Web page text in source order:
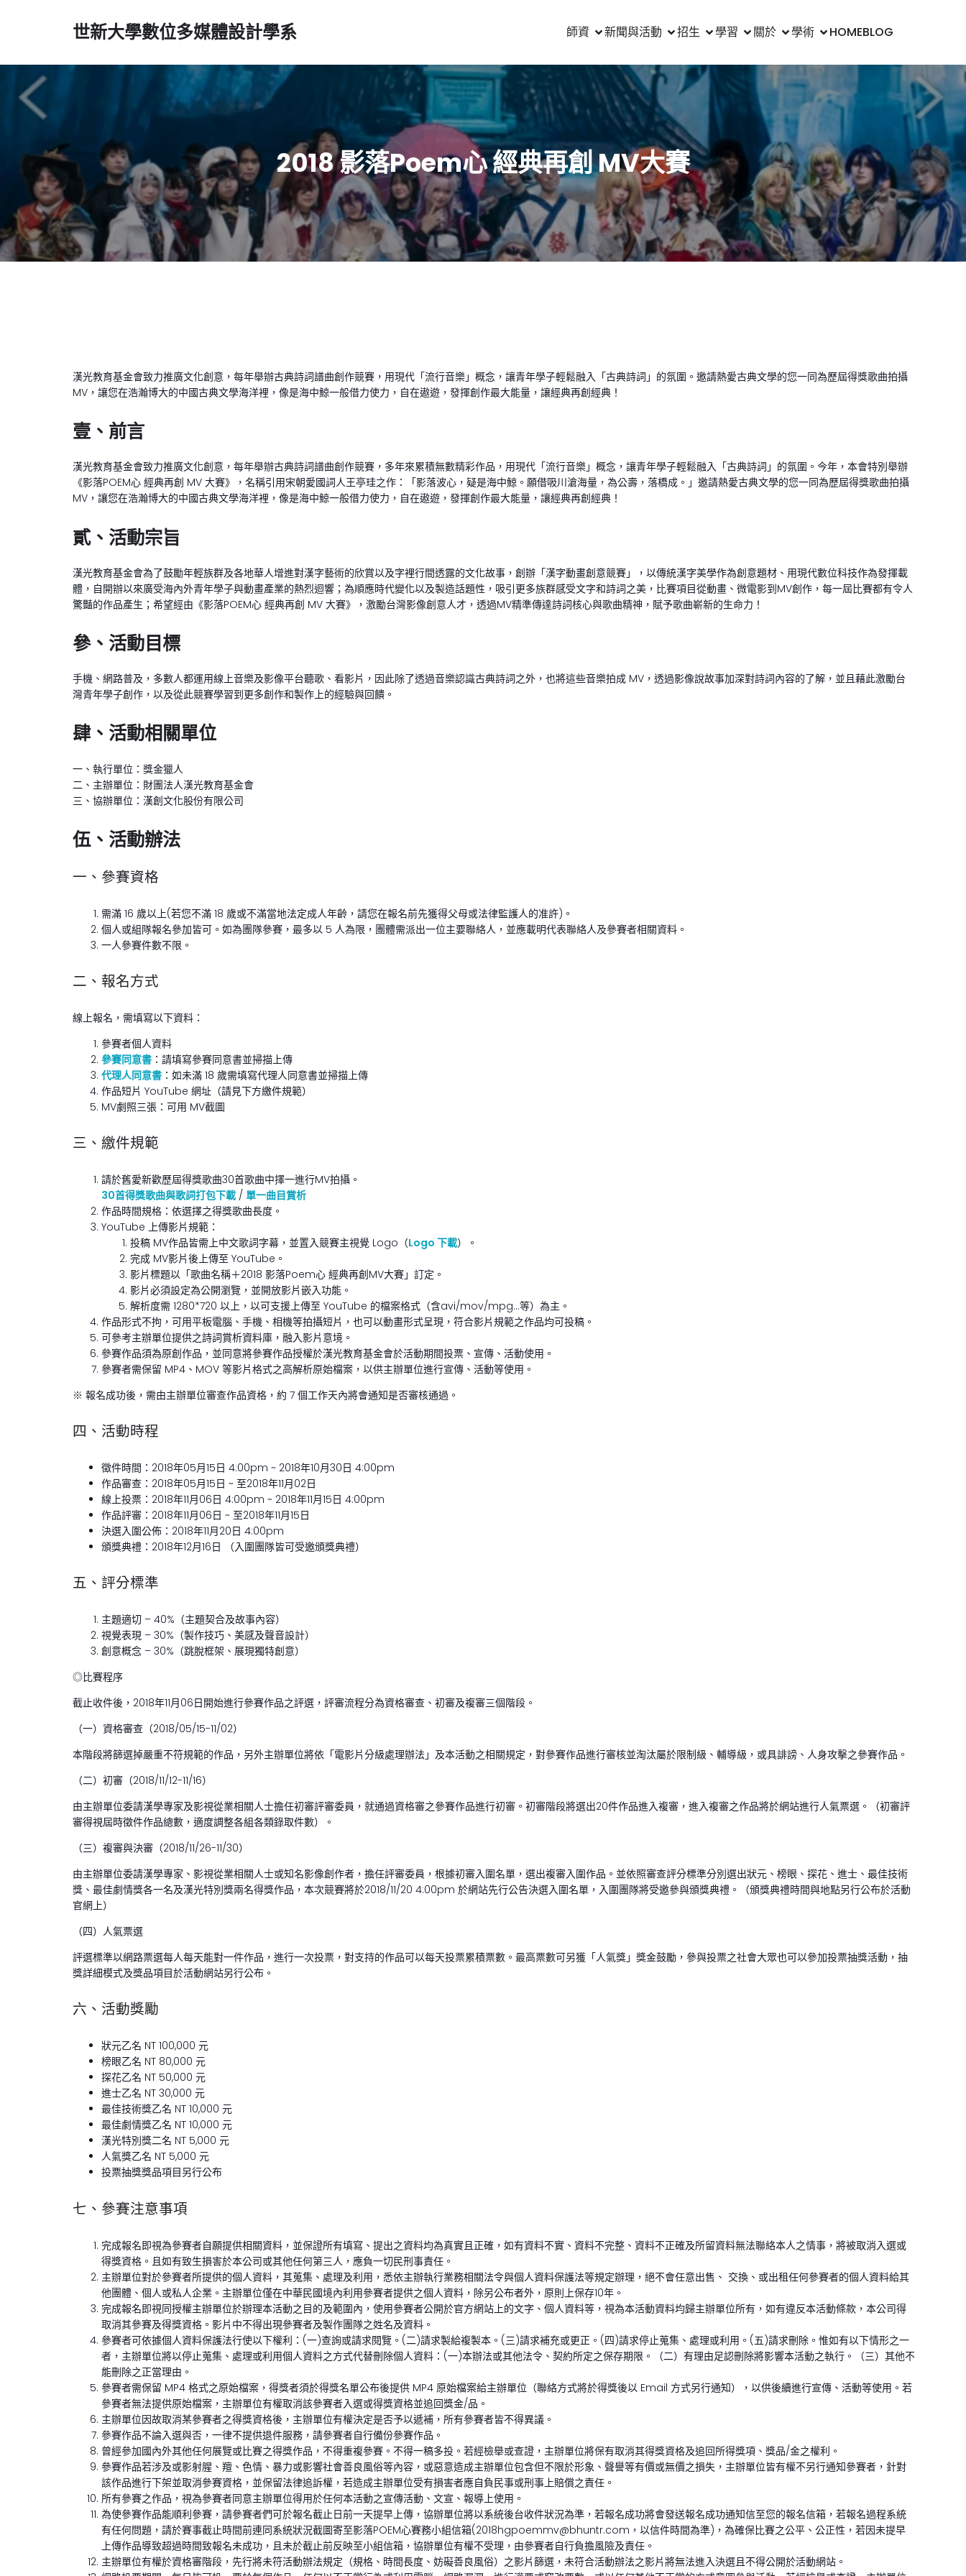
世新大學數位多媒體設計學系 師資 新聞與活動 招生 學習 關於 學術 HOMEBLOG
2018 影落Poem心 經典再創 MV大賽
漢光教育基金會致力推廣文化創意，每年舉辦古典詩詞譜曲創作競賽，用現代「流行音樂」概念，讓青年學子輕鬆融入「古典詩詞」的氛圍。邀請熱愛古典文學的您一同為歷屆得獎歌曲拍攝
MV，讓您在浩瀚博大的中國古典文學海洋裡，像是海中鯨一般借力使力，自在遨遊，發揮創作最大能量，讓經典再創經典！
壹、前言
漢光教育基金會致力推廣文化創意，每年舉辦古典詩詞譜曲創作競賽，多年來累積無數精彩作品，用現代「流行音樂」概念，讓青年學子輕鬆融入「古典詩詞」的氛圍。今年，本會特別舉辦
《影落POEM心 經典再創 MV 大賽》，名稱引用宋朝愛國詞人王亭珪之作：「影落波心，疑是海中鯨。願借吸川滄海量，為公壽，落橋成。」邀請熱愛古典文學的您一同為歷屆得獎歌曲拍攝
MV，讓您在浩瀚博大的中國古典文學海洋裡，像是海中鯨一般借力使力，自在遨遊，發揮創作最大能量，讓經典再創經典！
貳、活動宗旨
漢光教育基金會為了鼓勵年輕族群及各地華人增進對漢字藝術的欣賞以及字裡行間透露的文化故事，創辦「漢字動畫創意競賽」，以傳統漢字美學作為創意題材、用現代數位科技作為發揮載
體，自開辦以來廣受海內外青年學子與動畫產業的熱烈迴響；為順應時代變化以及製造話題性，吸引更多族群感受文字和詩詞之美，比賽項目從動畫、微電影到MV創作，每一屆比賽都有令人
驚豔的作品產生；希望經由《影落POEM心 經典再創 MV 大賽》，激勵台灣影像創意人才，透過MV精準傳達詩詞核心與歌曲精神，賦予歌曲嶄新的生命力！
參、活動目標
手機、網路普及，多數人都運用線上音樂及影像平台聽歌、看影片，因此除了透過音樂認識古典詩詞之外，也將這些音樂拍成 MV，透過影像說故事加深對詩詞內容的了解，並且藉此激勵台
灣青年學子創作，以及從此競賽學習到更多創作和製作上的經驗與回饋。
肆、活動相關單位
一、執行單位：獎金獵人
二、主辦單位：財團法人漢光教育基金會
三、協辦單位：漢創文化股份有限公司
伍、活動辦法
一、參賽資格
需滿 16 歲以上(若您不滿 18 歲或不滿當地法定成人年齡，請您在報名前先獲得父母或法律監護人的准許)。
個人或組隊報名參加皆可。如為團隊參賽，最多以 5 人為限，團體需派出一位主要聯絡人，並應載明代表聯絡人及參賽者相關資料。
一人參賽件數不限。
二、報名方式
線上報名，需填寫以下資料：
參賽者個人資料
參賽同意書 ：請填寫參賽同意書並掃描上傳
代理人同意書 ：如未滿 18 歲需填寫代理人同意書並掃描上傳
作品短片 YouTube 網址（請見下方繳件規範）
MV劇照三張：可用 MV截圖
三、繳件規範
請於舊愛新歡歷屆得獎歌曲30首歌曲中擇一進行MV拍攝。
30首得獎歌曲與歌詞打包下載 / 單一曲目賞析
作品時間規格：依選擇之得獎歌曲長度。
YouTube 上傳影片規範：
投稿 MV作品皆需上中文歌詞字幕，並置入競賽主視覺 Logo（Logo 下載）。
完成 MV影片後上傳至 YouTube。
影片標題以「歌曲名稱＋2018 影落Poem心 經典再創MV大賽」訂定。
影片必須設定為公開瀏覽，並開放影片嵌入功能。
解析度需 1280*720 以上，以可支援上傳至 YouTube 的檔案格式（含avi/mov/mpg…等）為主。
作品形式不拘，可用平板電腦、手機、相機等拍攝短片，也可以動畫形式呈現，符合影片規範之作品均可投稿。
可參考主辦單位提供之詩詞賞析資料庫，融入影片意境。
參賽作品須為原創作品，並同意將參賽作品授權於漢光教育基金會於活動期間投票、宣傳、活動使用。
參賽者需保留 MP4、MOV 等影片格式之高解析原始檔案，以供主辦單位進行宣傳、活動等使用。
※ 報名成功後，需由主辦單位審查作品資格，約 7 個工作天內將會通知是否審核通過。
四、活動時程
徵件時間：2018年05月15日 4:00pm ~ 2018年10月30日 4:00pm
作品審查：2018年05月15日 ~ 至2018年11月02日
線上投票：2018年11月06日 4:00pm ~ 2018年11月15日 4:00pm
作品評審：2018年11月06日 ~ 至2018年11月15日
決選入圍公佈：2018年11月20日 4:00pm
頒獎典禮：2018年12月16日 （入圍團隊皆可受邀頒獎典禮）
五、評分標準
主題適切 – 40%（主題契合及故事內容）
視覺表現 – 30%（製作技巧、美感及聲音設計）
創意概念 – 30%（跳脫框架、展現獨特創意）
◎比賽程序
截止收件後，2018年11月06日開始進行參賽作品之評選，評審流程分為資格審查、初審及複審三個階段。
（一）資格審查（2018/05/15-11/02）
本階段將篩選掉嚴重不符規範的作品，另外主辦單位將依「電影片分級處理辦法」及本活動之相關規定，對參賽作品進行審核並淘汰屬於限制級、輔導級，或具誹謗、人身攻擊之參賽作品。
（二）初審（2018/11/12-11/16）
由主辦單位委請漢學專家及影視從業相關人士擔任初審評審委員，就通過資格審之參賽作品進行初審。初審階段將選出20件作品進入複審，進入複審之作品將於網站進行人氣票選。（初審評
審得視屆時徵件作品總數，適度調整各組各類錄取件數）。
（三）複審與決審（2018/11/26-11/30）
由主辦單位委請漢學專家、影視從業相關人士或知名影像創作者，擔任評審委員，根據初審入圍名單，選出複審入圍作品。並依照審查評分標準分別選出狀元、榜眼、探花、進士、最佳技術
獎、最佳劇情獎各一名及漢光特別獎兩名得獎作品，本次競賽將於2018/11/20 4:00pm 於網站先行公告決選入圍名單，入圍團隊將受邀參與頒獎典禮。（頒獎典禮時間與地點另行公布於活動
官網上）
（四）人氣票選
評選標準以網路票選每人每天能對一件作品，進行一次投票，對支持的作品可以每天投票累積票數。最高票數可另獲「人氣獎」獎金鼓勵，參與投票之社會大眾也可以參加投票抽獎活動，抽
獎詳細模式及獎品項目於活動網站另行公布。
六、活動獎勵
狀元乙名 NT 100,000 元
榜眼乙名 NT 80,000 元
探花乙名 NT 50,000 元
進士乙名 NT 30,000 元
最佳技術獎乙名 NT 10,000 元
最佳劇情獎乙名 NT 10,000 元
漢光特別獎二名 NT 5,000 元
人氣獎乙名 NT 5,000 元
投票抽獎獎品項目另行公布
七、參賽注意事項
完成報名即視為參賽者自願提供相關資料，並保證所有填寫、提出之資料均為真實且正確，如有資料不實、資料不完整、資料不正確及所留資料無法聯絡本人之情事，將被取消入選或
得獎資格。且如有致生損害於本公司或其他任何第三人，應負一切民刑事責任。
主辦單位對於參賽者所提供的個人資料，其蒐集、處理及利用，悉依主辦執行業務相關法令與個人資料保護法等規定辦理，絕不會任意出售、 交換、或出租任何參賽者的個人資料給其
他團體、個人或私人企業。主辦單位僅在中華民國境內利用參賽者提供之個人資料，除另公布者外，原則上保存10年。
完成報名即視同授權主辦單位於辦理本活動之目的及範圍內，使用參賽者公開於官方網站上的文字、個人資料等，視為本活動資料均歸主辦單位所有，如有違反本活動條款，本公司得
取消其參賽及得獎資格。影片中不得出現參賽者及製作團隊之姓名及資料。
參賽者可依據個人資料保護法行使以下權利：(一)查詢或請求閱覽。(二)請求製給複製本。(三)請求補充或更正。(四)請求停止蒐集、處理或利用。(五)請求刪除。惟如有以下情形之一
者，主辦單位將以停止蒐集、處理或利用個人資料之方式代替刪除個人資料：(一)本辦法或其他法令、契約所定之保存期限。（二）有理由足認刪除將影響本活動之執行。（三）其他不
能刪除之正當理由。
參賽者需保留 MP4 格式之原始檔案，得獎者須於得獎名單公布後提供 MP4 原始檔案給主辦單位（聯絡方式將於得獎後以 Email 方式另行通知），以供後續進行宣傳、活動等使用。若
參賽者無法提供原始檔案，主辦單位有權取消該參賽者入選或得獎資格並追回獎金/品。
主辦單位因故取消某參賽者之得獎資格後，主辦單位有權決定是否予以遞補，所有參賽者皆不得異議。
參賽作品不論入選與否，一律不提供退件服務，請參賽者自行備份參賽作品。
曾經參加國內外其他任何展覽或比賽之得獎作品，不得重複參賽。不得一稿多投。若經檢舉或查證，主辦單位將保有取消其得獎資格及追回所得獎項、獎品/金之權利。
參賽作品若涉及或影射腥、羶、色情、暴力或影響社會善良風俗等內容，或惡意造成主辦單位包含但不限於形象、聲譽等有價或無價之損失，主辦單位皆有權不另行通知參賽者，針對
該作品進行下架並取消參賽資格，並保留法律追訴權，若造成主辦單位受有損害者應自負民事或刑事上賠償之責任。
所有參賽之作品，視為參賽者同意主辦單位得用於任何本活動之宣傳活動、文宣、報導上使用。
為使參賽作品能順利參賽，請參賽者們可於報名截止日前一天提早上傳，協辦單位將以系統後台收件狀況為準，若報名成功將會發送報名成功通知信至您的報名信箱，若報名過程系統
有任何問題，請於賽事截止時間前連同系統狀況截圖寄至影落POEM心賽務小組信箱(2018hgpoemmv@bhuntr.com，以信件時間為準)，為確保比賽之公平、公正性，若因未提早
上傳作品導致超過時間致報名未成功，且未於截止前反映至小組信箱，協辦單位有權不受理，由參賽者自行負擔風險及責任。
主辦單位有權於資格審階段，先行將未符活動辦法規定（規格、時間長度、妨礙善良風俗）之影片篩選，未符合活動辦法之影片將無法進入決選且不得公開於活動網站。